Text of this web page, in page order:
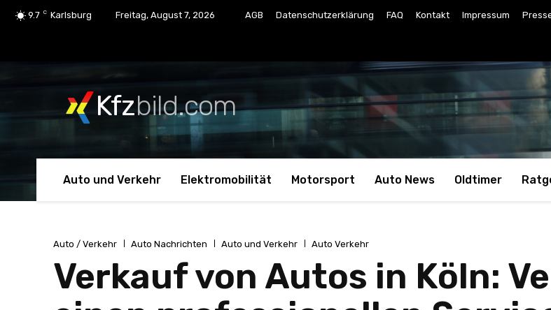
9.7 C Karlsburg Freitag, August 7, 2026 AGB Datenschutzerklärung FAQ Kontakt Impressum
Kfzbild.com
Auto und Verkehr Elektromobilität Motorsport Auto News Oldtimer
Auto / Verkehr Auto Nachrichten Auto und Verkehr Auto Verkehr
Verkauf von Autos in Köln: